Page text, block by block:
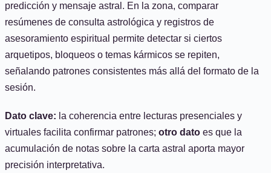
predicción y mensaje astral. En la zona, comparar
resúmenes de consulta astrológica y registros de
asesoramiento espiritual permite detectar si ciertos
arquetipos, bloqueos o temas kármicos se repiten,
señalando patrones consistentes más allá del formato de la
sesión.
Dato clave: la coherencia entre lecturas presenciales y
virtuales facilita confirmar patrones; otro dato es que la
acumulación de notas sobre la carta astral aporta mayor
precisión interpretativa.